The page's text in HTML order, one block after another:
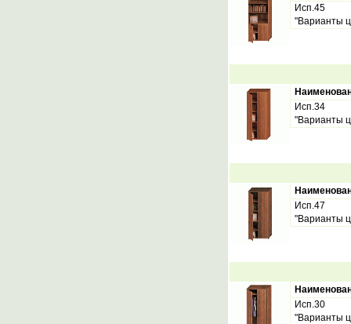
Исп.45
"Варианты
Исп.34
"Варианты
Исп.47
"Варианты
Исп.30
"Варианты